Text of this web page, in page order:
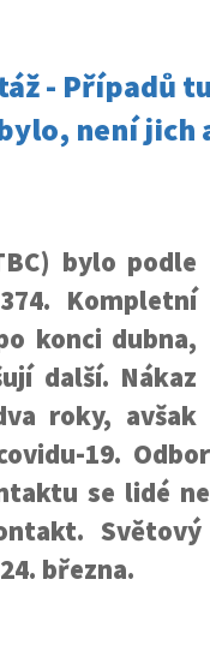
- Případů
není jich
bylo podle
Kompletní
konci dubna,
další. Nákaz
roky, avšak
19.
se lidé
března.